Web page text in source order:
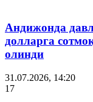
Андижонда
долларга
олинди
31.07.2026, 14:20
17